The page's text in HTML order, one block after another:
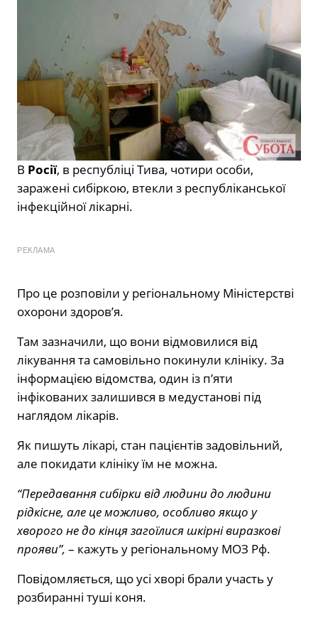
В Росії, в республіці Тива, чотири особи,
заражені сибіркою, втекли з республіканської
інфекційної лікарні.
РЕКЛАМА
Про це розповіли у регіональному Міністерстві
охорони здоров’я.
Там зазначили, що вони відмовилися від
лікування та самовільно покинули клініку. За
інформацією відомства, один із п’яти
інфікованих залишився в медустанові під
наглядом лікарів.
Як пишуть лікарі, стан пацієнтів задовільний,
але покидати клініку їм не можна.
“Передавання сибірки від людини до людини
рідкісне, але це можливо, особливо якщо у
хворого не до кінця загоїлися шкірні виразкові
прояви”, – кажуть у регіональному МОЗ Рф.
Повідомляється, що усі хворі брали участь у
розбиранні туші коня.